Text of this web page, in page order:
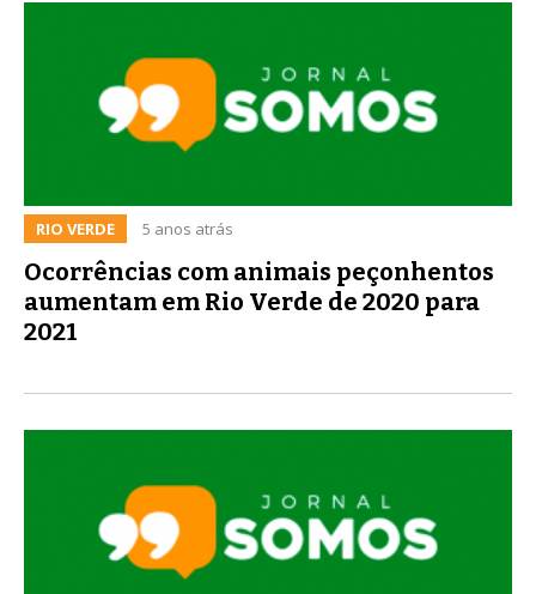
RIO VERDE 5 anos atrás
Ocorrências com animais peçonhentos
aumentam em Rio Verde de 2020 para
2021